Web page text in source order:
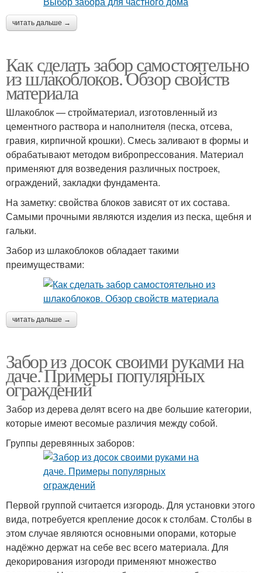
читать дальше →
Как сделать забор самостоятельно
из шлакоблоков. Обзор свойств
материала
Шлакоблок — стройматериал, изготовленный из
цементного раствора и наполнителя (песка, отсева,
гравия, кирпичной крошки). Смесь заливают в формы и
обрабатывают методом вибропрессования. Материал
применяют для возведения различных построек,
ограждений, закладки фундамента.
На заметку: свойства блоков зависят от их состава.
Самыми прочными являются изделия из песка, щебня и
гальки.
Забор из шлакоблоков обладает такими
преимуществами:
читать дальше →
Забор из досок своими руками на
даче. Примеры популярных
ограждений
Забор из дерева делят всего на две большие категории,
которые имеют весомые различия между собой.
Группы деревянных заборов:
Первой группой считается изгородь. Для установки этого
вида, потребуется крепление досок к столбам. Столбы в
этом случае являются основными опорами, которые
надёжно держат на себе вес всего материала. Для
декорирования изгороди применяют множество